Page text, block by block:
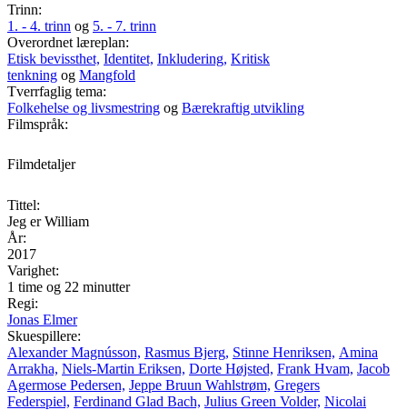
Trinn:
1. - 4. trinn og 5. - 7. trinn
Overordnet læreplan:
Etisk bevissthet, Identitet, Inkludering, Kritisk
tenkning og Mangfold
Tverrfaglig tema:
Folkehelse og livsmestring og Bærekraftig utvikling
Filmspråk:
Filmdetaljer
Tittel:
Jeg er William
År:
2017
Varighet:
1 time og 22 minutter
Regi:
Jonas Elmer
Skuespillere:
Alexander Magnússon, Rasmus Bjerg, Stinne Henriksen, Amina
Arrakha, Niels-Martin Eriksen, Dorte Højsted, Frank Hvam, Jacob
Agermose Pedersen, Jeppe Bruun Wahlstrøm, Gregers
Federspiel, Ferdinand Glad Bach, Julius Green Volder, Nicolai